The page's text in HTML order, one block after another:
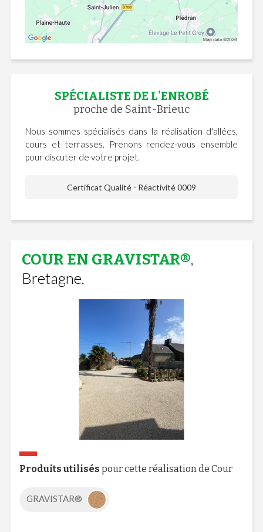
SPÉCIALISTE DE L'ENROBÉ
proche de Saint-Brieuc
Nous sommes spécialisés dans la réalisation d'allées,
cours et terrasses. Prenons rendez-vous ensemble
pour discuter de votre projet.
Certificat Qualité - Réactivité 0009
COUR EN GRAVISTAR®,
Bretagne.
Produits utilisés pour cette réalisation de Cour
GRAVISTAR®